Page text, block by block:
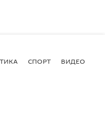
СПОРТ ВИДЕО